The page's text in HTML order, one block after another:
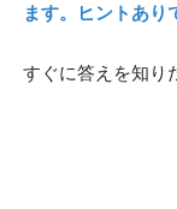
ます。ヒントあり
すぐに答えを知り